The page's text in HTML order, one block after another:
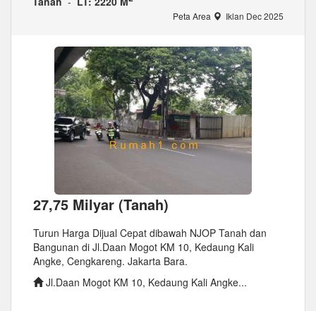
Peta Area Iklan Dec 2025
27,75 Milyar (Tanah)
Turun Harga Dijual Cepat dibawah NJOP Tanah dan
Bangunan di Jl.Daan Mogot KM 10, Kedaung Kali
Angke, Cengkareng. Jakarta Bara.
Jl.Daan Mogot KM 10, Kedaung Kali Angke...